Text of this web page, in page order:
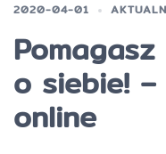
2020-04-01
o siebie!
online